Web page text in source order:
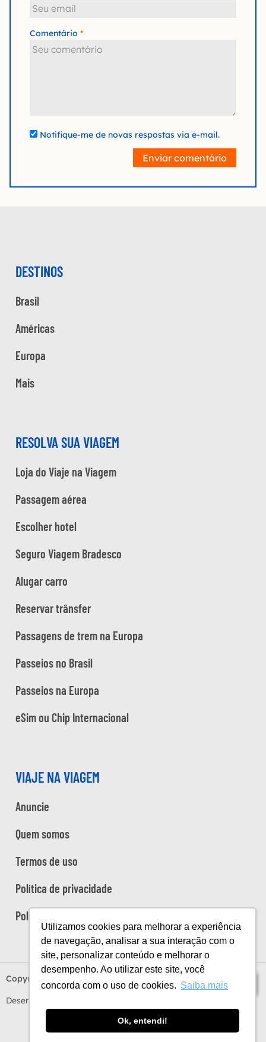
Utilizamos cookies para melhorar a experiência
de navegação, analisar a sua interação com o
site, personalizar conteúdo e melhorar o
desempenho. Ao utilizar este site, você
concorda com o uso de cookies. Saiba mais
Ok, entendi!
Índice
Comentário
Notifique-me de novas respostas via e-mail.
Enviar comentário
DESTINOS
Brasil
Américas
Europa
Mais
RESOLVA SUA VIAGEM
Loja do Viaje na Viagem
Passagem aérea
Escolher hotel
Seguro Viagem Bradesco
Alugar carro
Reservar trânsfer
Passagens de trem na Europa
Passeios no Brasil
Passeios na Europa
eSim ou Chip Internacional
VIAJE NA VIAGEM
Anuncie
Quem somos
Termos de uso
Política de privacidade
Política de cookies
Copyright Viaje na Viagem © 2026
Desenvolvido por